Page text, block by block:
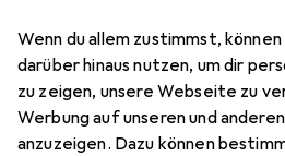
Wenn du allem zustimmst,
darüber hinaus nutzen, um dir
zu zeigen, unsere Webseite zu
Werbung auf unseren und
anzuzeigen. Dazu können
Preis in EUR inkl. MwSt.
Bewertungen